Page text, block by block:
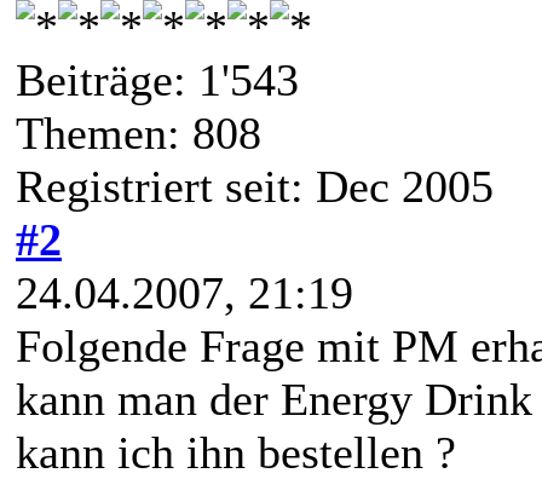
Beiträge: 1'543
Themen: 808
Registriert seit: Dec 2005
#2
24.04.2007, 21:19
Folgende Frage mit PM
kann man der Energy
kann ich ihn bestellen ?